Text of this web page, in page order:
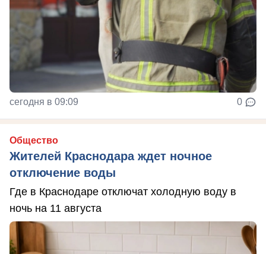
сегодня в 09:09 0
Общество
Жителей Краснодара ждет ночное
отключение воды
Где в Краснодаре отключат холодную воду в
ночь на 11 августа